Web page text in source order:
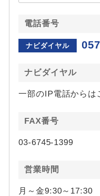
電話番号
ナビダイヤル
ナビダイヤル
一部のIP電話からは
FAX番号
03-6745-1399
営業時間
月～金9:30～17:30